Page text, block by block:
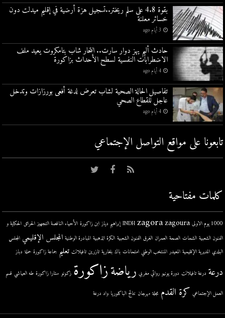
بقوة 4.8 على سلم ريختر..تسجيل هزة أرضية في إقليم ميدلت دون
خسائر معلنة
3 أيام ago
حادث أليم يهز دوار سارت.. انتحار شاب بتامكروت يعيد ملف
الاضطرابات النفسية لسطح الأحداث بزاكورة
4 أيام ago
تفاصيل الحالة الصحية لشاب تعرض لدغة أفعى بورزازات وتدخل
عاجل للقطاع الصحي
4 أيام ago
تابعونا على مواقع التواصل اﻹجتماعي
كلمات مفتاحية
1000 يوم الاولى INDH zagorazagoura إبراهيم دياز ابن زاكورة الأحياء الناقصة التجهيز الحرائق الحكاية و
الفنون الشعبية الشحات الصحة العمران الغرق الفنون الشعبية الكرة الذهبية المبادرة الوطنية المجلس الإقليمي المجلس
البلدي المديرية الإقليمية المعيدر المنتخب الوطني امتحانات باك بلغارية تازرين تافيلالت تعليم جماعة زاكورة حملة دباز
درعة درعة تافيلالت دورة يونيو روائي مغربي رياضةزاكورة زكونو ستارا زاكورة طه العياشي قسم
العمل الإجتماعي كرة القدم مجلة مهرجان نتائج الباكلوريا واد درعة